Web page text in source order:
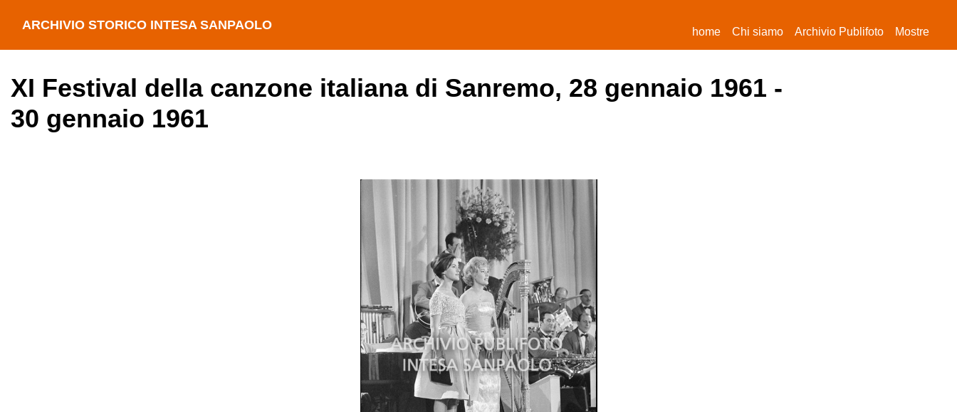
ARCHIVIO STORICO INTESA SANPAOLO home(current)
Chi siamo Archivio Publifoto Mostre
XI Festival della canzone italiana di Sanremo, 28 gennaio 1961 -
30 gennaio 1961